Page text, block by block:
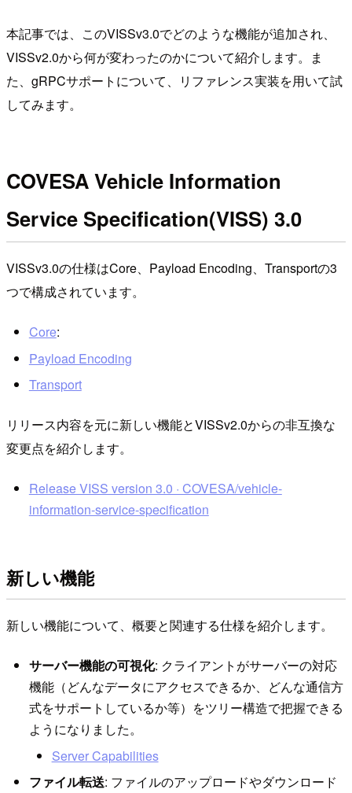
本記事では、このVISSv3.0でどのような機能が追加され、
VISSv2.0から何が変わったのかについて紹介します。ま
た、gRPCサポートについて、リファレンス実装を用いて試
してみます。
COVESA Vehicle Information
Service Specification(VISS) 3.0
VISSv3.0の仕様はCore、Payload Encoding、Transportの3
つで構成されています。
Core:
Payload Encoding
Transport
リリース内容を元に新しい機能とVISSv2.0からの非互換な
変更点を紹介します。
Release VISS version 3.0 · COVESA/vehicle-
information-service-specification
新しい機能
新しい機能について、概要と関連する仕様を紹介します。
サーバー機能の可視化: クライアントがサーバーの対応
機能（どんなデータにアクセスできるか、どんな通信方
式をサポートしているか等）をツリー構造で把握できる
ようになりました。
Server Capabilities
ファイル転送: ファイルのアップロードやダウンロード